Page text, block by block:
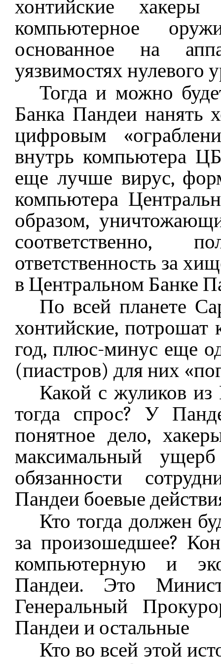
хонтийские хакеры
компьютерное
основанное на
уязвимостях нулевого
Тогда и можно
Банка Пандеи нанять
цифровым
внутрь компьютера
еще лучше вирус,
компьютера
образом,
соответственно,
ответственность за
в Центральном Банке
По всей планете
хонтийские,
год, плюс-минус еще
(пиастров) для них
Какой с жуликов из
тогда спрос? У
понятное дело,
максимальный
обязанности
Пандеи боевые
Кто тогда должен
за произошедшее?
компьютерную и
Пандеи. Это
Генеральный
Пандеи и остальные
Кто во всей этой